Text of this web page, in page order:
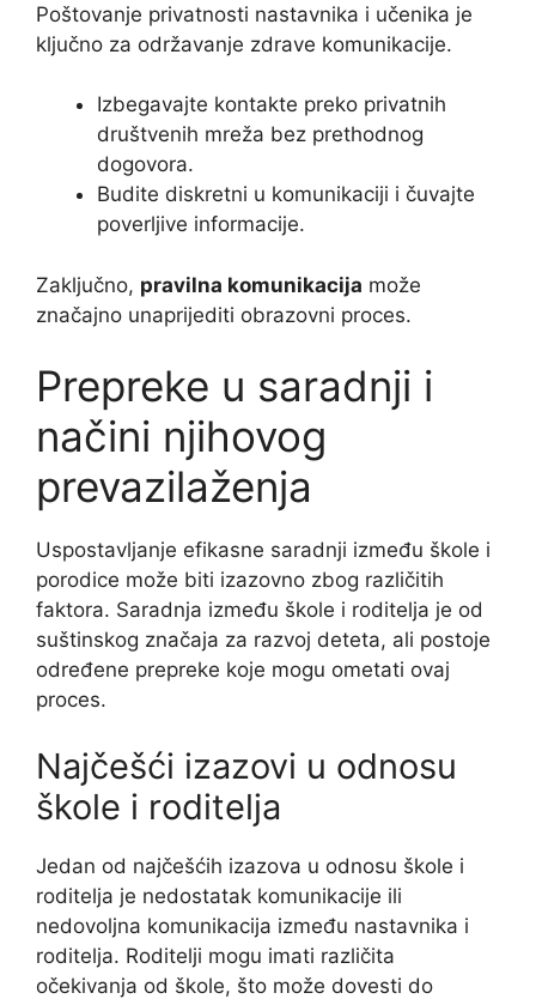
Poštovanje privatnosti nastavnika i učenika je
ključno za održavanje zdrave komunikacije.
Izbegavajte kontakte preko privatnih
društvenih mreža bez prethodnog
dogovora.
Budite diskretni u komunikaciji i čuvajte
poverljive informacije.
Zaključno, pravilna komunikacija može
značajno unaprijediti obrazovni proces.
Prepreke u saradnji i
načini njihovog
prevazilaženja
Uspostavljanje efikasne saradnji između škole i
porodice može biti izazovno zbog različitih
faktora. Saradnja između škole i roditelja je od
suštinskog značaja za razvoj deteta, ali postoje
određene prepreke koje mogu ometati ovaj
proces.
Najčešći izazovi u odnosu
škole i roditelja
Jedan od najčešćih izazova u odnosu škole i
roditelja je nedostatak komunikacije ili
nedovoljna komunikacija između nastavnika i
roditelja. Roditelji mogu imati različita
očekivanja od škole, što može dovesti do